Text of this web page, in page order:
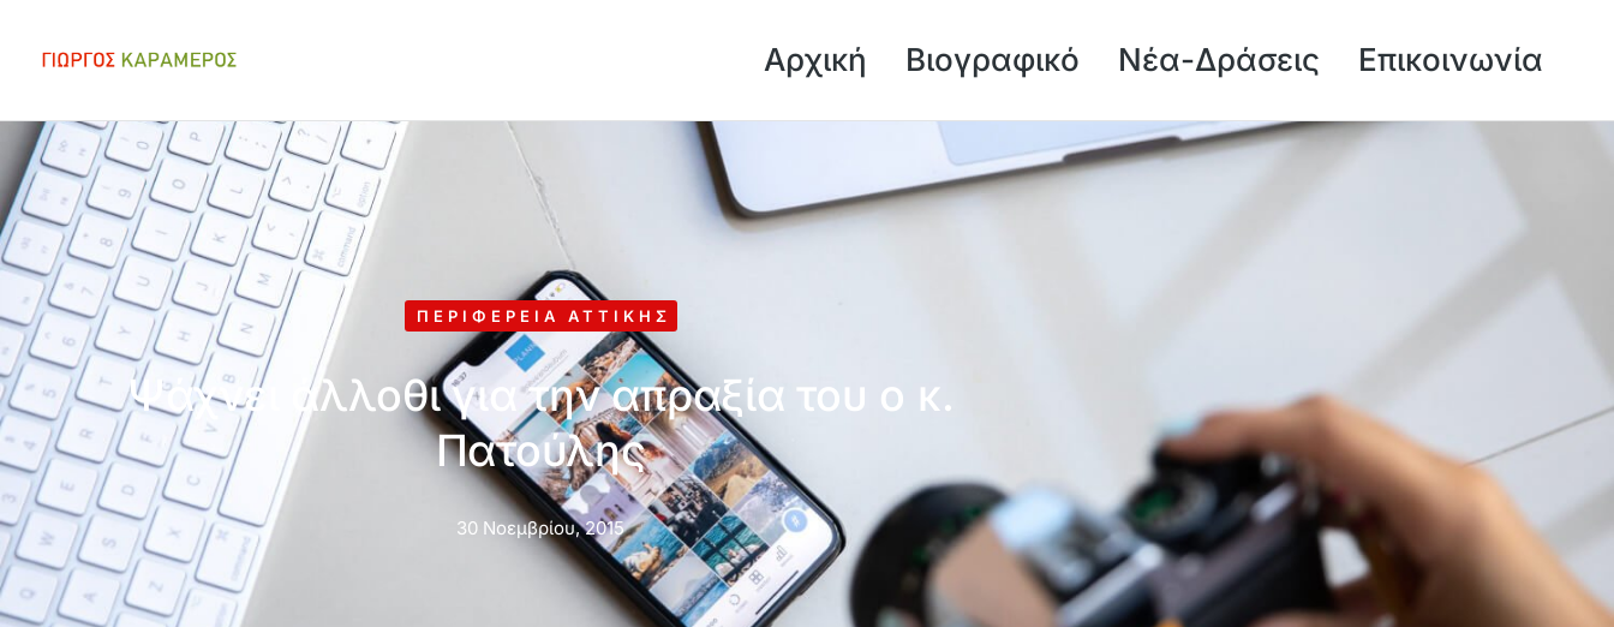
Αρχική Βιογραφικό Νέα-Δράσεις Επικοινωνία
ΠΕΡΙΦΈΡΕΙΑ ΑΤΤΙΚΉΣ
Ψάχνει άλλοθι για την απραξία του ο κ.
Πατούλης
30 Νοεμβρίου, 2015